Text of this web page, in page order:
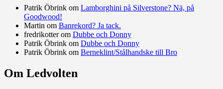
Patrik Öbrink om Lamborghini på Silverstone? Nä, på
Goodwood!
Martin om Banrekord? Ja tack.
fredrikotterom Dubbe och Donny
Patrik Öbrink om Dubbe och Donny
Patrik Öbrink om Berneklint/Stålhandske till Bro
Om Ledvolten